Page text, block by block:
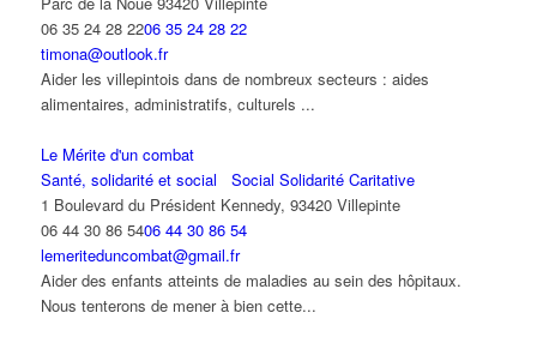
06 35 24 28 2206 35 24 28 22
timona@outlook.fr
Aider les villepintois dans de nombreux secteurs : aides
alimentaires, administratifs, culturels ...
Le Mérite d'un combat
Santé, solidarité et social
Social Solidarité Caritative
1 Boulevard du Président Kennedy, 93420 Villepinte
06 44 30 86 5406 44 30 86 54
lemeriteduncombat@gmail.fr
Aider des enfants atteints de maladies au sein des hôpitaux.
Nous tenterons de mener à bien cette...